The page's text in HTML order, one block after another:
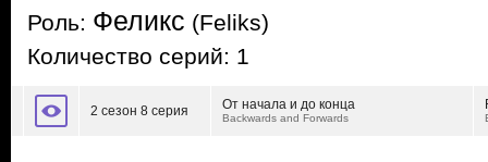
Роль: Феликс (Feliks)
Количество серий: 1
2 сезон 8 серия От начала и до конца
Backwards and Forwards